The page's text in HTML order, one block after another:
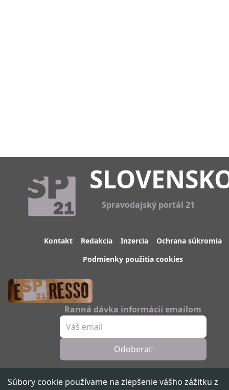
Súbory cookie používame na zlepšenie vášho zážitku z
Spravodajský portál 21
Kontakt Redakcia Inzercia
Ochrana súkromia
Podmienky použitia cookies
Ranná dávka informácií emailom
Odoberať